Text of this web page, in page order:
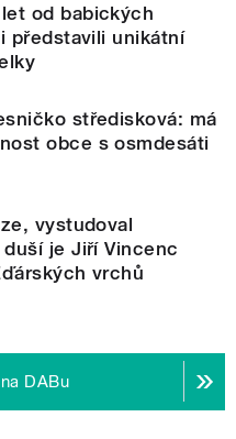
od babických
představili unikátní
středisková: má
obce s osmdesáti
vystudoval
je Jiří Vincenc
vrchů
DABu